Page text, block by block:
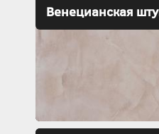
Венецианская